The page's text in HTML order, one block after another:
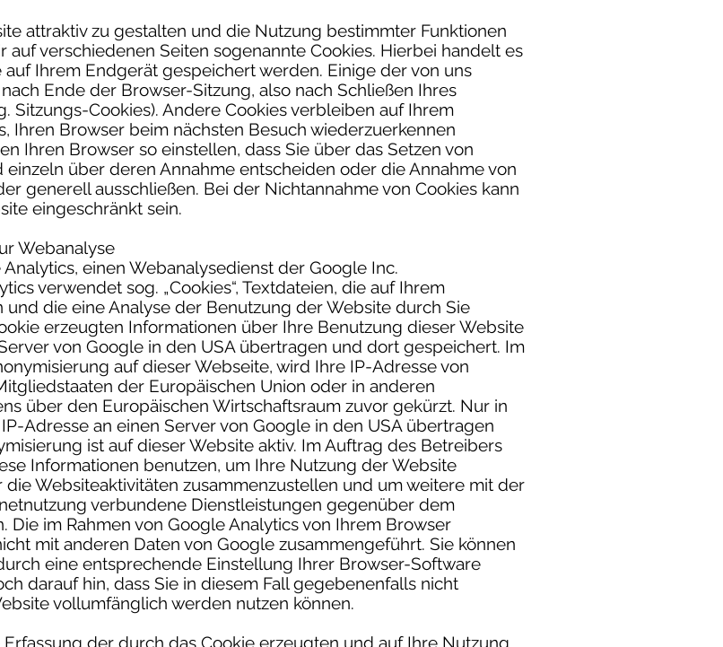
attraktiv zu gestalten und die Nutzung bestimmter Funktionen
auf verschiedenen Seiten sogenannte Cookies. Hierbei handelt es
Ihrem Endgerät gespeichert werden. Einige der von uns
Ende der Browser-Sitzung, also nach Schließen Ihres
Sitzungs-Cookies). Andere Cookies verbleiben auf Ihrem
Ihren Browser beim nächsten Besuch wiederzuerkennen
Ihren Browser so einstellen, dass Sie über das Setzen von
über deren Annahme entscheiden oder die Annahme von
generell ausschließen. Bei der Nichtannahme von Cookies kann
eingeschränkt sein.
Webanalyse
einen Webanalysedienst der Google Inc.
verwendet sog. „Cookies“, Textdateien, die auf Ihrem
die eine Analyse der Benutzung der Website durch Sie
erzeugten Informationen über Ihre Benutzung dieser Website
von Google in den USA übertragen und dort gespeichert. Im
auf dieser Webseite, wird Ihre IP-Adresse von
der Europäischen Union oder in anderen
über den Europäischen Wirtschaftsraum zuvor gekürzt. Nur in
Adresse an einen Server von Google in den USA übertragen
ist auf dieser Website aktiv. Im Auftrag des Betreibers
Informationen benutzen, um Ihre Nutzung der Website
Websiteaktivitäten zusammenzustellen und um weitere mit der
verbundene Dienstleistungen gegenüber dem
im Rahmen von Google Analytics von Ihrem Browser
mit anderen Daten von Google zusammengeführt. Sie können
eine entsprechende Einstellung Ihrer Browser-Software
darauf hin, dass Sie in diesem Fall gegebenenfalls nicht
vollumfänglich werden nutzen können.
der durch das Cookie erzeugten und auf Ihre Nutzung